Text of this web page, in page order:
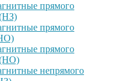
прямого
прямого
прямого
(НО)
непрямого